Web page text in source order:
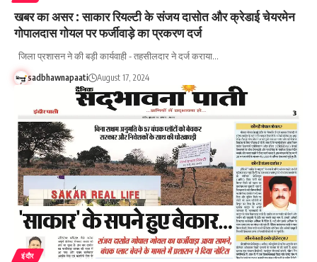
खबर का असर : साकार रियल्टी के संजय दासोत और क्रेडाई चेयरमेन
गोपालदास गोयल पर फर्जीवाड़े का प्रकरण दर्ज
जिला प्रशासन ने की बड़ी कार्यवाही - तहसीलदार ने दर्ज कराया…
sadbhawnapaati August 17, 2024
इंदौर